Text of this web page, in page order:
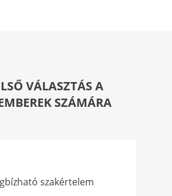
VÁLASZTÁS A
SZÁMÁRA
szakértelem